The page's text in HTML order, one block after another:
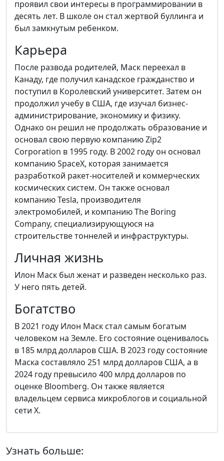
проявил свои интересы в программировании в
десять лет. В школе он стал жертвой буллинга и
был замкнутым ребенком.
Карьера
После развода родителей, Маск переехал в
Канаду, где получил канадское гражданство и
поступил в Королевский университет. Затем он
продолжил учебу в США, где изучал бизнес-
администрирование, экономику и физику.
Однако он решил не продолжать образование и
основал свою первую компанию Zip2
Corporation в 1995 году. В 2002 году он основал
компанию SpaceX, которая занимается
разработкой ракет-носителей и коммерческих
космических систем. Он также основал
компанию Tesla, производителя
электромобилей, и компанию The Boring
Company, специализирующуюся на
строительстве тоннелей и инфраструктуры.
Личная жизнь
Илон Маск был женат и разведен несколько раз.
У него пять детей.
Богатство
В 2021 году Илон Маск стал самым богатым
человеком на Земле. Его состояние оценивалось
в 185 млрд долларов США. В 2023 году состояние
Маска составляло 251 млрд долларов США, а в
2024 году превысило 400 млрд долларов по
оценке Bloomberg. Он также является
владельцем сервиса микроблогов и социальной
сети X.
Узнать больше: